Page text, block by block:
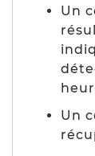
Un
Un